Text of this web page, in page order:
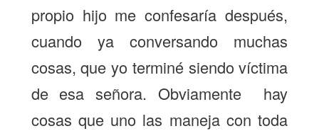
propio hijo me confesaría después,
cuando ya conversando muchas
cosas, que yo terminé siendo víctima
de esa señora. Obviamente hay
cosas que uno las maneja con toda